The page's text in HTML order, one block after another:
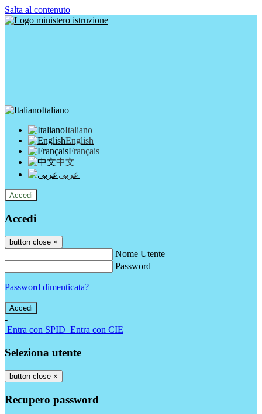
Salta al contenuto
Italiano
Italiano
English
Français
中文
عربى
Accedi
Accedi
button close ×
Nome Utente
Password
Password dimenticata?
-
Entra con SPID Entra con CIE
Seleziona utente
button close ×
Recupero password